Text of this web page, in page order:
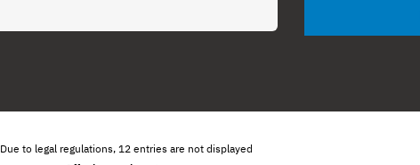
Due to legal regulations, 12 entries are not displayed